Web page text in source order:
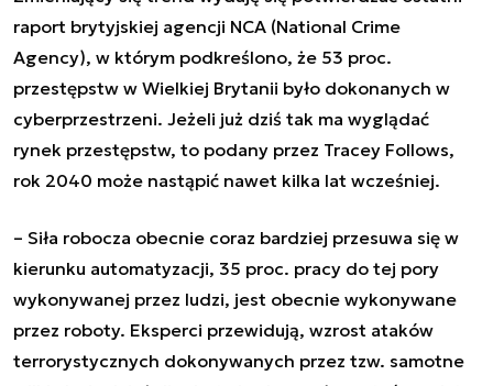
raport brytyjskiej agencji NCA (National Crime
Agency), w którym podkreślono, że 53 proc.
przestępstw w Wielkiej Brytanii było dokonanych w
cyberprzestrzeni. Jeżeli już dziś tak ma wyglądać
rynek przestępstw, to podany przez Tracey Follows,
rok 2040 może nastąpić nawet kilka lat wcześniej.
– Siła robocza obecnie coraz bardziej przesuwa się w
kierunku automatyzacji, 35 proc. pracy do tej pory
wykonywanej przez ludzi, jest obecnie wykonywane
przez roboty. Eksperci przewidują, wzrost ataków
terrorystycznych dokonywanych przez tzw. samotne